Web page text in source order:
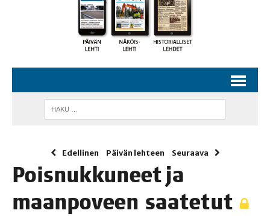
Edellinen Päivän lehteen Seuraava
Pois­nuk­ku­neet ja
maan­po­veen saatetut